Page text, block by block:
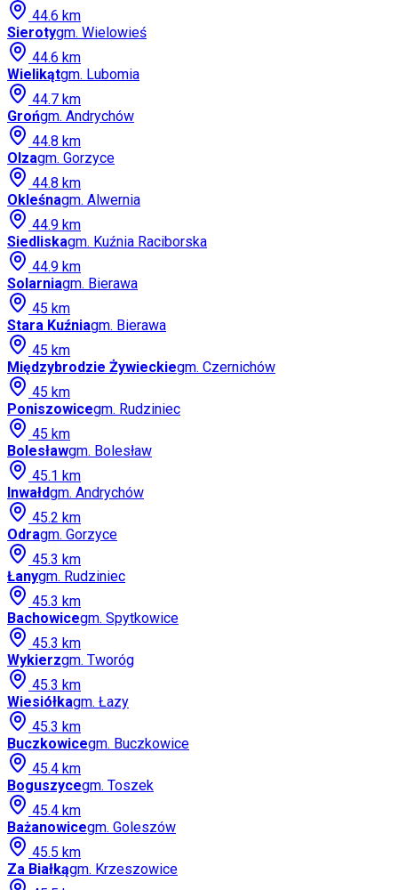
44.6 km
Sierotygm. Wielowieś
44.6 km
Wielikątgm. Lubomia
44.7 km
Grońgm. Andrychów
44.8 km
Olzagm. Gorzyce
44.8 km
Okleśnagm. Alwernia
44.9 km
Siedliskagm. Kuźnia Raciborska
44.9 km
Solarniagm. Bierawa
45 km
Stara Kuźniagm. Bierawa
45 km
Międzybrodzie Żywieckiegm. Czernichów
45 km
Poniszowicegm. Rudziniec
45 km
Bolesławgm. Bolesław
45.1 km
Inwałdgm. Andrychów
45.2 km
Odragm. Gorzyce
45.3 km
Łanygm. Rudziniec
45.3 km
Bachowicegm. Spytkowice
45.3 km
Wykierzgm. Tworóg
45.3 km
Wiesiółkagm. Łazy
45.3 km
Buczkowicegm. Buczkowice
45.4 km
Boguszycegm. Toszek
45.4 km
Bażanowicegm. Goleszów
45.5 km
Za Białkągm. Krzeszowice